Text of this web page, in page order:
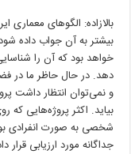
بالازاده: الگوهای معماری
بیشتر به آن جواب داده
خواهد بود که آن را
دهد. در حال حاظر ما در
و نمی‌توان انتظار داشت
بیاید. اکثر پروژه‌هایی
شخصی به صورت انفرادی
جداگانه مورد ارزیابی